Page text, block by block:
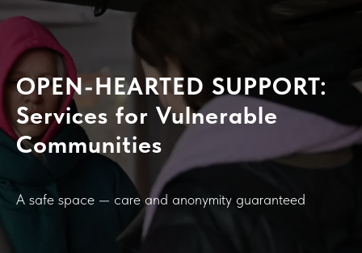
OPEN-HEARTED SUPPORT:
Services for Vulnerable
Communities
A safe space — care and anonymity guaranteed